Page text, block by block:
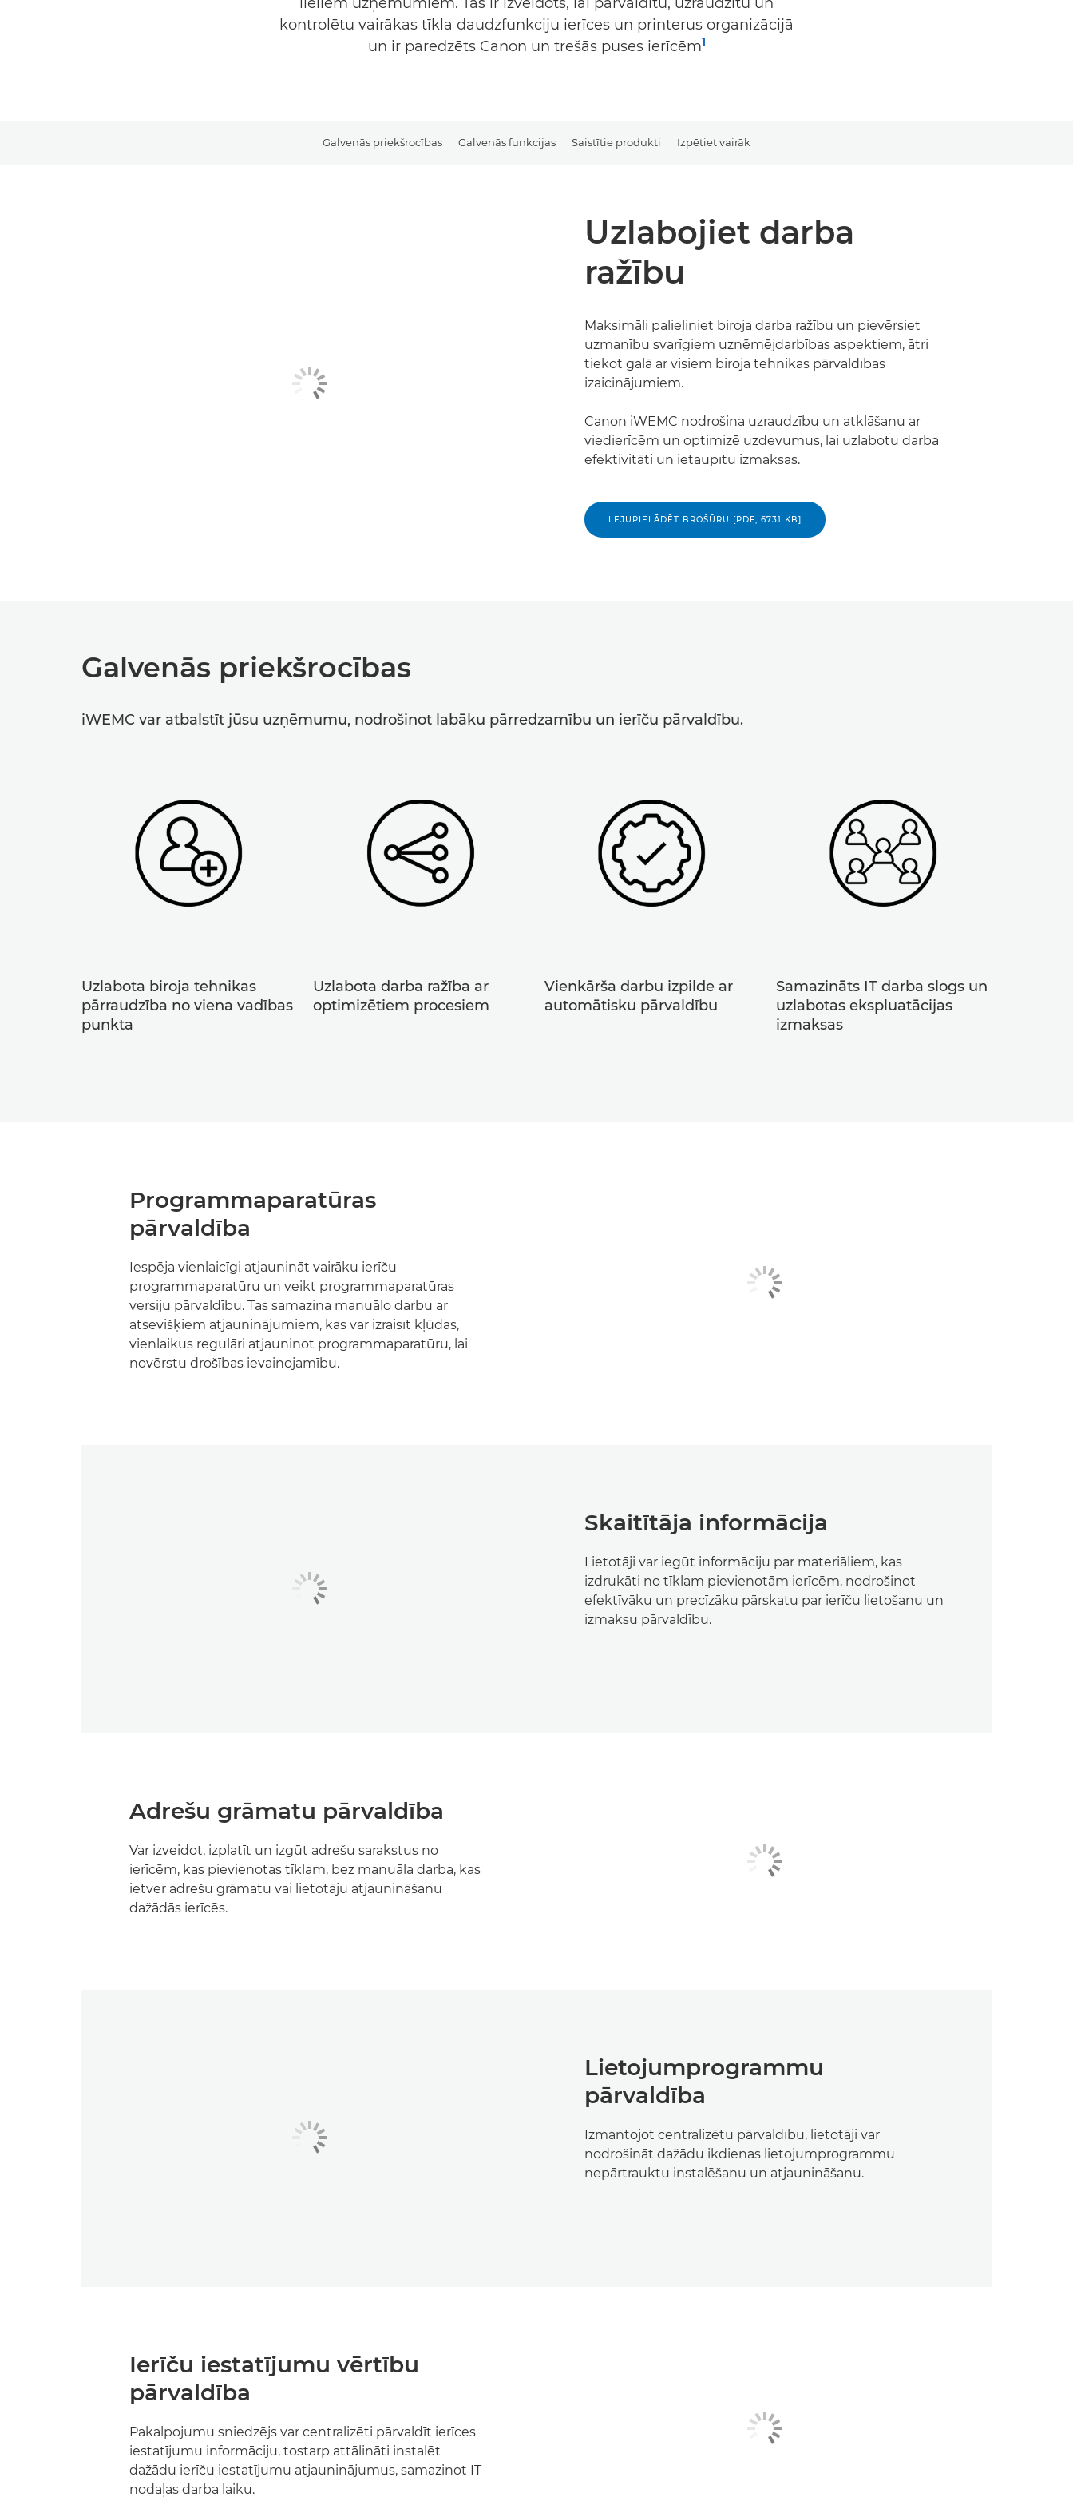
kontrolētu vairākas tīkla daudzfunkciju ierīces un printerus organizācijā
un ir paredzēts Canon un trešās puses ierīcēm1
Galvenās priekšrocības Galvenās funkcijas Saistītie produkti Izpētiet vairāk
Uzlabojiet darba
ražību
Maksimāli palieliniet biroja darba ražību un pievērsiet
uzmanību svarīgiem uzņēmējdarbības aspektiem, ātri
tiekot galā ar visiem biroja tehnikas pārvaldības
izaicinājumiem.
Canon iWEMC nodrošina uzraudzību un atklāšanu ar
viedierīcēm un optimizē uzdevumus, lai uzlabotu darba
efektivitāti un ietaupītu izmaksas.
LEJUPIELĀDĒT BROŠŪRU [PDF, 6731 KB]
Galvenās priekšrocības
iWEMC var atbalstīt jūsu uzņēmumu, nodrošinot labāku pārredzamību un ierīču pārvaldību.
Uzlabota biroja tehnikas
pārraudzība no viena vadības
punkta
Uzlabota darba ražība ar
optimizētiem procesiem
Vienkārša darbu izpilde ar
automātisku pārvaldību
Samazināts IT darba slogs un
uzlabotas ekspluatācijas
izmaksas
Programmaparatūras
pārvaldība
Iespēja vienlaicīgi atjaunināt vairāku ierīču
programmaparatūru un veikt programmaparatūras
versiju pārvaldību. Tas samazina manuālo darbu ar
atsevišķiem atjauninājumiem, kas var izraisīt kļūdas,
vienlaikus regulāri atjauninot programmaparatūru, lai
novērstu drošības ievainojamību.
Skaitītāja informācija
Lietotāji var iegūt informāciju par materiāliem, kas
izdrukāti no tīklam pievienotām ierīcēm, nodrošinot
efektīvāku un precīzāku pārskatu par ierīču lietošanu un
izmaksu pārvaldību.
Adrešu grāmatu pārvaldība
Var izveidot, izplatīt un izgūt adrešu sarakstus no
ierīcēm, kas pievienotas tīklam, bez manuāla darba, kas
ietver adrešu grāmatu vai lietotāju atjaunināšanu
dažādās ierīcēs.
Lietojumprogrammu
pārvaldība
Izmantojot centralizētu pārvaldību, lietotāji var
nodrošināt dažādu ikdienas lietojumprogrammu
nepārtrauktu instalēšanu un atjaunināšanu.
Ierīču iestatījumu vērtību
pārvaldība
Pakalpojumu sniedzējs var centralizēti pārvaldīt ierīces
iestatījumu informāciju, tostarp attālināti instalēt
dažādu ierīču iestatījumu atjauninājumus, samazinot IT
nodaļas darba laiku.